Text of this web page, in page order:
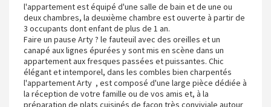
l'appartement est équipé d'une salle de bain et de une ou
deux chambres, la deuxième chambre est ouverte à partir de
3 occupants dont enfant de plus de 1 an.
Faire un pause Arty ? le fauteuil avec des oreilles et un
canapé aux lignes épurées y sont mis en scène dans un
appartement aux fresques passées et puissantes. Chic
élégant et intemporel, dans les combles bien charpentés
l'appartement Arty , est composé d'une large pièce dédiée à
la réception de votre famille ou de vos amis et, à la
préparation de plats cuisinés de façon très conviviale autour